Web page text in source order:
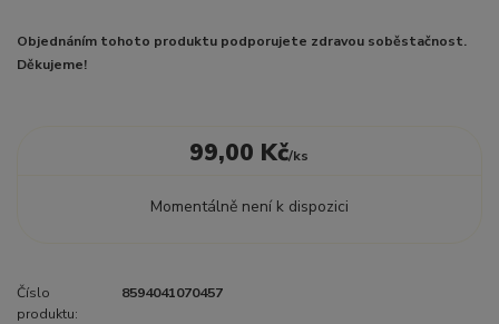
Objednáním tohoto produktu podporujete zdravou soběstačnost.
Děkujeme!
99,00 Kč/ks
Momentálně není k dispozici
Číslo
produktu:
8594041070457